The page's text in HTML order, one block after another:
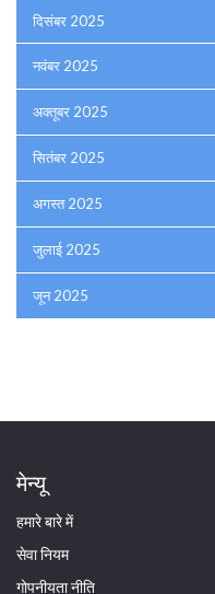
दिसंबर 2025
नवंबर 2025
अक्तूबर 2025
सितंबर 2025
अगस्त 2025
जुलाई 2025
जून 2025
मेन्यू
हमारे बारे में
सेवा नियम
गोपनीयता नीति